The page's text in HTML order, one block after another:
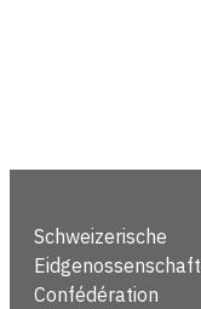
Schweizerische
Eidgenossenschaft
Confédération